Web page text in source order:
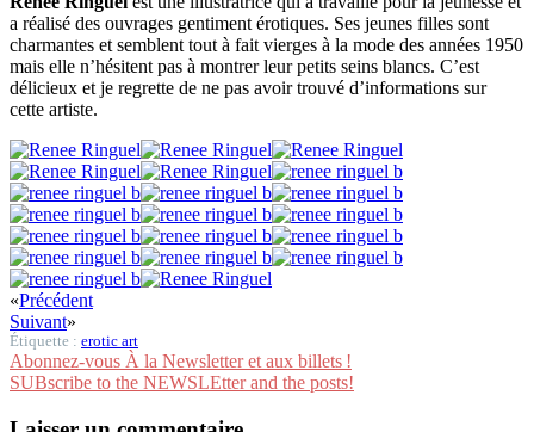
a réalisé des ouvrages gentiment érotiques. Ses jeunes filles sont
charmantes et semblent tout à fait vierges à la mode des années 1950
mais elle n’hésitent pas à montrer leur petits seins blancs. C’est
délicieux et je regrette de ne pas avoir trouvé d’informations sur
cette artiste.
«Précédent
Suivant»
Étiquette : erotic art
Abonnez-vous À la Newsletter et aux billets !
SUBscribe to the NEWSLEtter and the posts!